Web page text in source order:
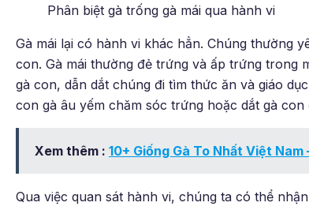
Phân biệt gà trống gà mái qua hành vi
Gà mái lại có hành vi khác hẳn. Chúng thường
con. Gà mái thường đẻ trứng và ấp trứng trong
gà con, dẫn dắt chúng đi tìm thức ăn và giáo
con gà âu yếm chăm sóc trứng hoặc dắt gà
Xem thêm : 10+ Giống Gà To Nhất Việt Nam
Qua việc quan sát hành vi, chúng ta có thể